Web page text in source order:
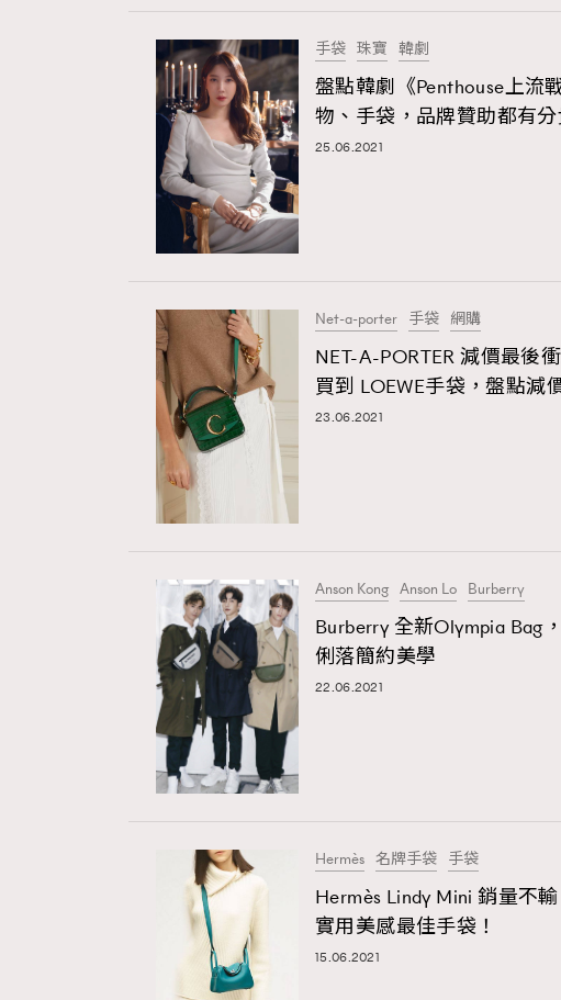
AFrenchMind
手袋 珠寶 韓劇
盤點韓劇《Penthouse上流
物、手袋，品牌贊助都有
25.06.2021
Net-a-porter 手袋 網購
NET-A-PORTER 減價最後
買到 LOEWE手袋，盤點減
23.06.2021
Anson Kong Anson Lo Burberry
Burberry 全新Olympia Bag
俐落簡約美學
22.06.2021
Hermès 名牌手袋 手袋
Hermès Lindy Mini 銷量不
實用美感最佳手袋！
15.06.2021